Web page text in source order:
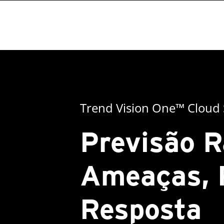
Trend Vision One™ Cloud
Previsão
Ameaças,
Resposta